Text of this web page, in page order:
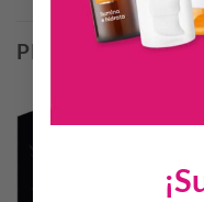
PRODUCTOS